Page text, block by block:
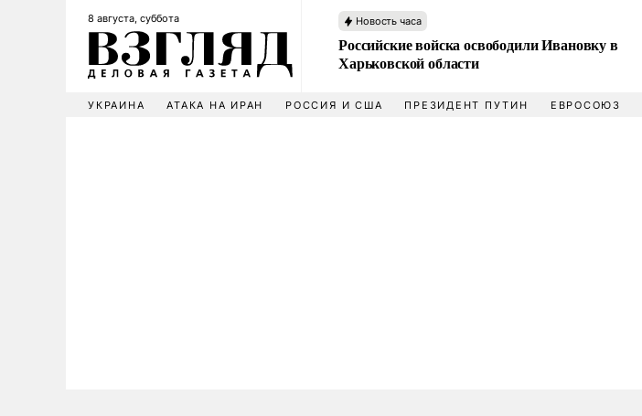
8 августа, суббота Новость часа
Российские войска освободили Ивановку в
Харьковской области
УКРАИНА АТАКА НА ИРАН РОССИЯ И США ПРЕЗИДЕНТ ПУТИН ЕВРОСОЮЗ